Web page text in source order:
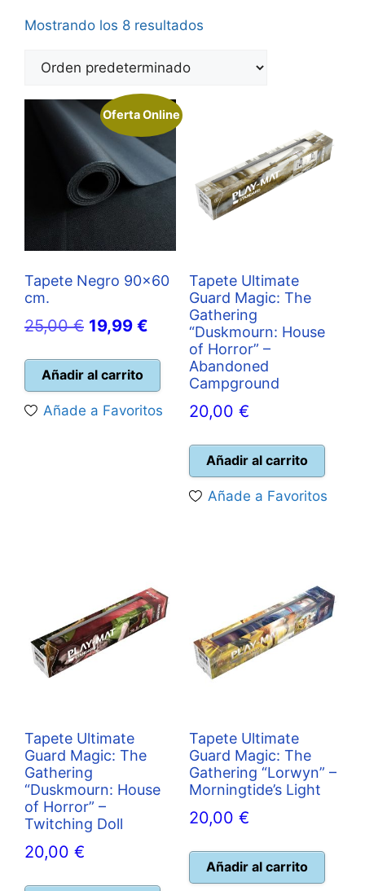
Mostrando los 8 resultados
Oferta Online
Tapete Negro 90×60
cm.
25,00€ El
original
era:
25,00 €.
19,99 €
precio
actual
es:
19,99 €.
Añadir al carrito
Añade a Favoritos
Tapete Ultimate
Guard Magic: The
Gathering
“Duskmourn: House
of Horror” –
Abandoned
Campground
20,00 €
Añadir al carrito
Añade a Favoritos
Tapete Ultimate
Guard Magic: The
Gathering
“Duskmourn: House
of Horror” –
Twitching Doll
20,00 €
Tapete Ultimate
Guard Magic: The
Gathering “Lorwyn” –
Morningtide’s Light
20,00 €
Añadir al carrito